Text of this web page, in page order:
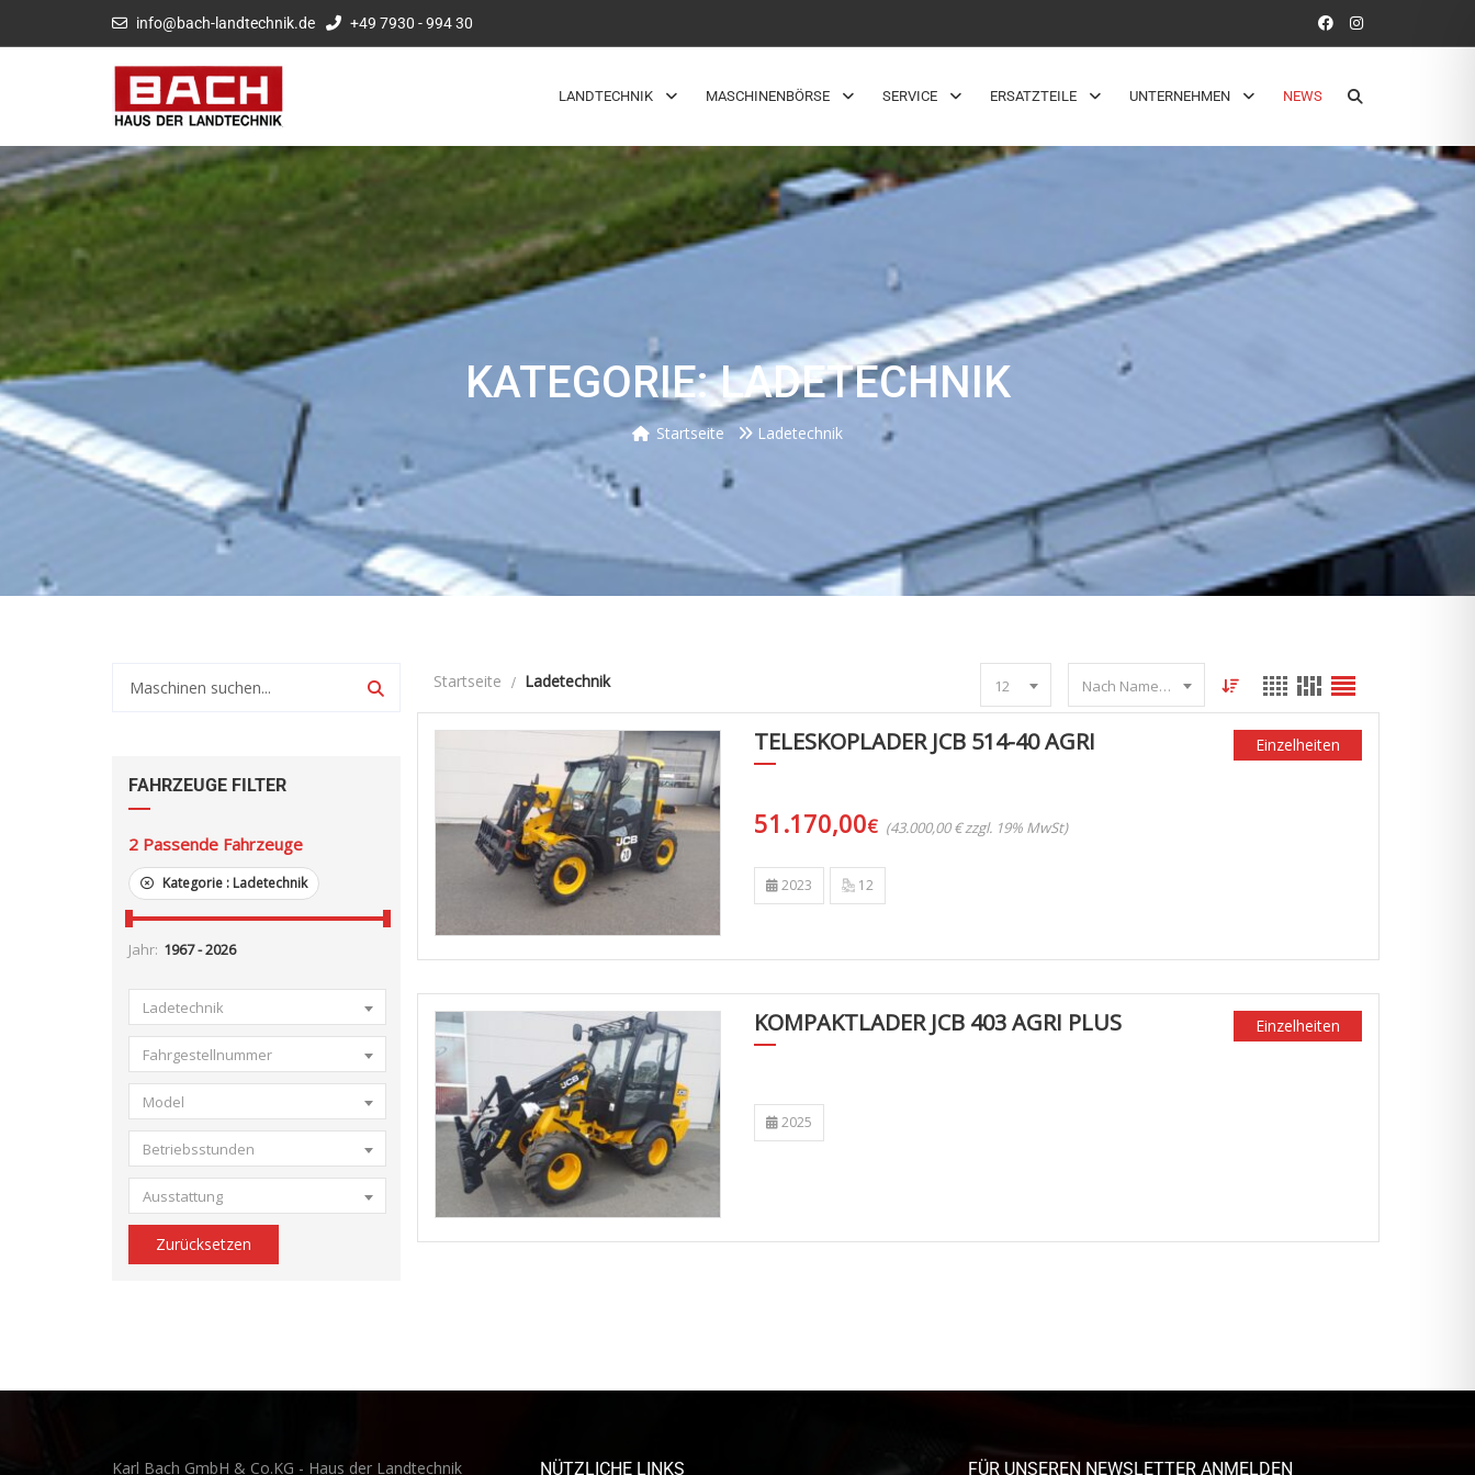
info@bach-landtechnik.de +49 7930 - 994 30
LANDTECHNIK MASCHINENBÖRSE SERVICE ERSATZTEILE UNTERNEHMEN NEWS
KATEGORIE: LADETECHNIK
Startseite Ladetechnik
FAHRZEUGE FILTER
2 Passende Fahrzeuge
Kategorie : Ladetechnik
Jahr:
Ladetechnik
Fahrgestellnummer
Model
Betriebsstunden
Ausstattung
Zurücksetzen
Startseite Ladetechnik 12 Nach Name sortieren
TELESKOPLADER JCB 514-40 AGRI
51.170,00€ (43.000,00 € zzgl. 19% MwSt)
Einzelheiten
2023 12
KOMPAKTLADER JCB 403 AGRI PLUS Einzelheiten
2025
Karl Bach GmbH & Co.KG - Haus der Landtechnik NÜTZLICHE LINKS FÜR UNSEREN NEWSLETTER ANMELDEN